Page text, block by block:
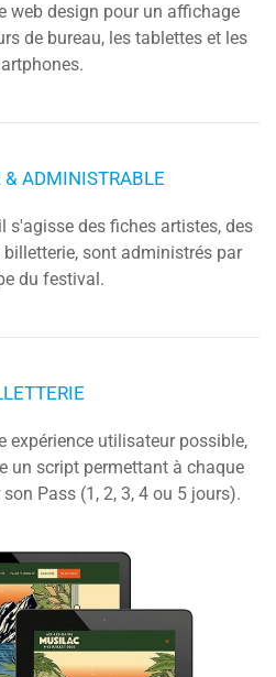
web design pour un affichage
de bureau, les tablettes et les
& ADMINISTRABLE
s'agisse des fiches artistes, des
sont administrés par
du festival.
expérience utilisateur possible,
un script permettant à chaque
Pass (1, 2, 3, 4 ou 5 jours).